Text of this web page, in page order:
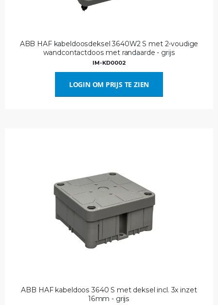
ABB HAF kabeldoosdeksel 3640W2 S met 2-voudige
wandcontactdoos met randaarde - grijs
IM-KD0002
LOGIN OM PRIJS TE ZIEN
ABB HAF kabeldoos 3640 S met deksel incl. 3x inzet
16mm - grijs